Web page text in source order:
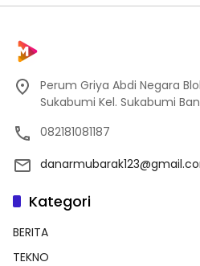
Perum Griya Abdi Negara
Sukabumi Kel. Sukabumi
082181081187
Kategori
BERITA
TEKNO